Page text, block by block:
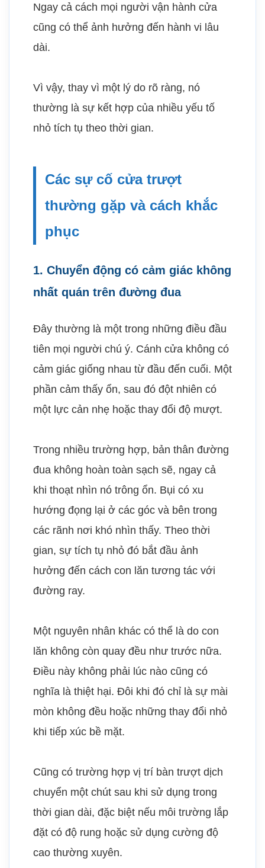
Ngay cả cách mọi người vận hành cửa
cũng có thể ảnh hưởng đến hành vi lâu
dài.
Vì vậy, thay vì một lý do rõ ràng, nó
thường là sự kết hợp của nhiều yếu tố
nhỏ tích tụ theo thời gian.
Các sự cố cửa trượt
thường gặp và cách khắc
phục
1. Chuyển động có cảm giác không
nhất quán trên đường đua
Đây thường là một trong những điều đầu
tiên mọi người chú ý. Cánh cửa không có
cảm giác giống nhau từ đầu đến cuối. Một
phần cảm thấy ổn, sau đó đột nhiên có
một lực cản nhẹ hoặc thay đổi độ mượt.
Trong nhiều trường hợp, bản thân đường
đua không hoàn toàn sạch sẽ, ngay cả
khi thoạt nhìn nó trông ổn. Bụi có xu
hướng đọng lại ở các góc và bên trong
các rãnh nơi khó nhìn thấy. Theo thời
gian, sự tích tụ nhỏ đó bắt đầu ảnh
hưởng đến cách con lăn tương tác với
đường ray.
Một nguyên nhân khác có thể là do con
lăn không còn quay đều như trước nữa.
Điều này không phải lúc nào cũng có
nghĩa là thiệt hại. Đôi khi đó chỉ là sự mài
mòn không đều hoặc những thay đổi nhỏ
khi tiếp xúc bề mặt.
Cũng có trường hợp vị trí bàn trượt dịch
chuyển một chút sau khi sử dụng trong
thời gian dài, đặc biệt nếu môi trường lắp
đặt có độ rung hoặc sử dụng cường độ
cao thường xuyên.